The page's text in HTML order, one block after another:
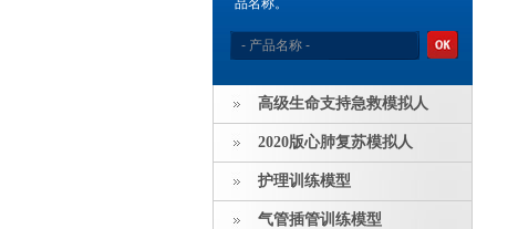
品名称。
高级生命支持急救模拟人
2020版心肺复苏模拟人
护理训练模型
气管插管训练模型